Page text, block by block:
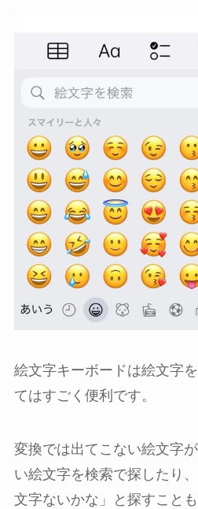
絵文字キーボードは絵文字
てはすごく便利です。
変換では出てこない絵文字
い絵文字を検索で探したり
文字ないかな」と探すことも